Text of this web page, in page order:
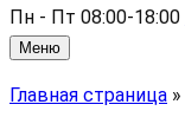
Пн - Пт 08:00-18:00
Меню
Главная страница »